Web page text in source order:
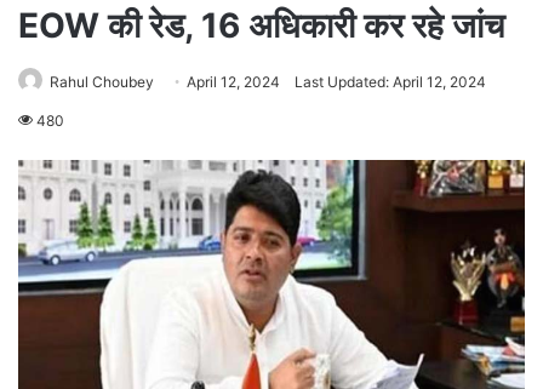
EOW की रेड, 16 अधिकारी कर रहे जांच
Rahul Choubey April 12, 2024 Last Updated: April 12, 2024
480